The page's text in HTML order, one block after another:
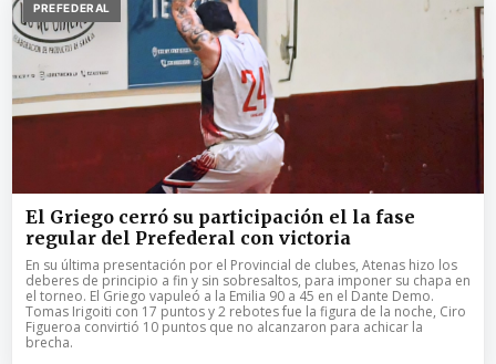
PREFEDERAL
El Griego cerró su participación el la fase
regular del Prefederal con victoria
En su última presentación por el Provincial de clubes, Atenas hizo los
deberes de principio a fin y sin sobresaltos, para imponer su chapa en
el torneo. El Griego vapuleó a la Emilia 90 a 45 en el Dante Demo.
Tomas Irigoiti con 17 puntos y 2 rebotes fue la figura de la noche, Ciro
Figueroa convirtió 10 puntos que no alcanzaron para achicar la
brecha.